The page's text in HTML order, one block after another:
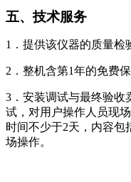
五、技术服务
1 ． 提供该仪器的质量检
2 ． 整机含第1年的免费
3 ． 安装调试与最终验收
试，对用户操作人员现
时间不少于2天，内容包
场操作。